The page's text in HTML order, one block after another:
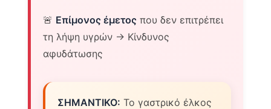
🚨 Επίμονος έμετος που δεν επιτρέπει
τη λήψη υγρών → Κίνδυνος
αφυδάτωσης
ΣΗΜΑΝΤΙΚΟ: Το γαστρικό έλκος